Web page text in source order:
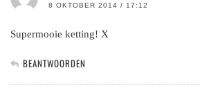
8 OKTOBER 2014 / 17:12
Supermooie ketting! X
BEANTWOORDEN